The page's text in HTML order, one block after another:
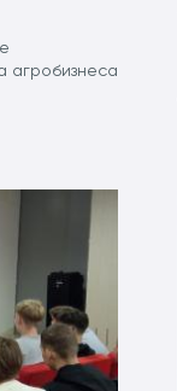
агробизнеса